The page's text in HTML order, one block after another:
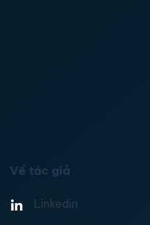
Về tác giả
Linkedin